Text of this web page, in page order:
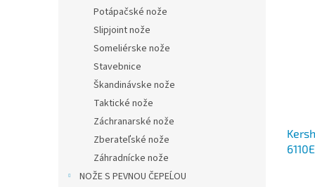
Potápačské nože
Slipjoint nože
Someliérske nože
Stavebnice
Škandinávske nože
Taktické nože
Záchranarské nože
Zberateľské nože
Záhradnícke nože
NOŽE S PEVNOU ČEPEĹOU